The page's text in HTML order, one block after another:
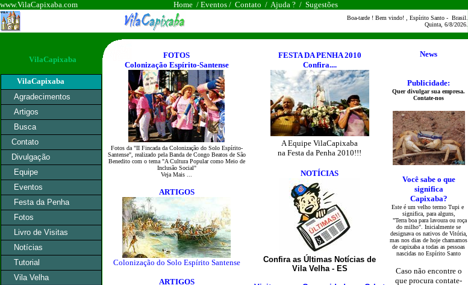
www.VilaCapixaba.com Home / Eventos / Contato / Ajuda ? / Sugestões
Boa-tarde ! Bem vindo! , Espírito Santo - Brasil.
Quinta, 6/8/2026.
VilaCapixaba
VilaCapixaba
Agradecimentos
Artigos
Busca
Contato
Divulgação
Equipe
Eventos
Festa da Penha
Fotos
Livro de Visitas
Notícias
Tutorial
Vila Velha
FOTOS
Colonização Espírito-Santense
Fotos da "II Fincada da Colonização do Solo Espírito-
Santense", realizado pela Banda de Congo Beatos de São
Benedito com o tema "A Cultura Popular como Meio de
Inclusão Social"
Veja Mais ...
ARTIGOS
Colonização do Solo Espírito Santense
ARTIGOS
FESTA DA PENHA 2010
Confira....
A Equipe VilaCapixaba
na Festa da Penha 2010!!!
NOTÍCIAS
Confira as Últimas Notícias de
Vila Velha - ES
News
Publicidade:
Quer divulgar sua empresa.
Contate-nos
Você sabe o que
significa
Capixaba?
Este é um velho termo Tupi e
significa, para alguns,
"Terra boa para lavoura ou roça
do milho". Inicialmente se
designava os nativos de Vitória,
mas nos dias de hoje chamamos
de capixaba a todas as pessoas
nascidas no Espírito Santo
Caso não encontre o
que procura contate-